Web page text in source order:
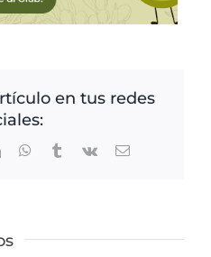
en tus redes
LinkedInWhatsApp
TumblrVk
Correo